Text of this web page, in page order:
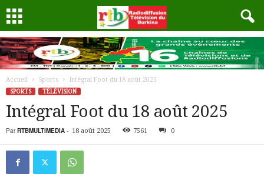
Accueil Sports
Intégral Foot du 18 août 2025
SPORTS
TÉLÉVISION
Intégral Foot du 18 août 2025
Par RTBMULTIMEDIA - 18 août 2025 7561 0